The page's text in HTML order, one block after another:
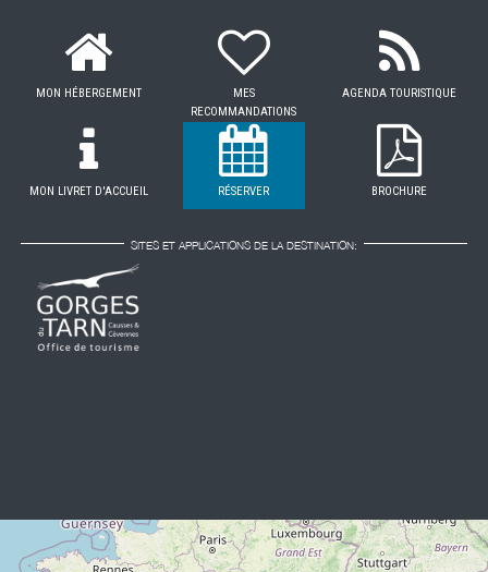
MON HÉBERGEMENT
MES
RECOMMANDATIONS
AGENDA TOURISTIQUE
MON LIVRET D'ACCUEIL RÉSERVER BROCHURE
SITES ET APPLICATIONS DE LA DESTINATION: